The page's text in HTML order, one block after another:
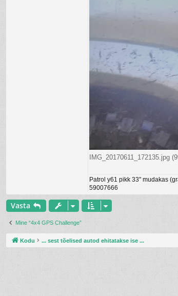
IMG_20170611_172135.jpg
Patrol y61 pikk 33" mudakas
59007666
Vasta
Mine “4x4 GPS Challenge”
Kodu ... sest tõelised autod ehitatakse ise ...